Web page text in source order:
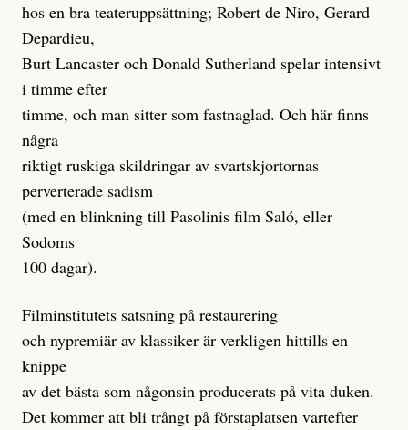
hos en bra teateruppsättning; Robert de Niro, Gerard
Depardieu,
Burt Lancaster och Donald Sutherland spelar intensivt
i timme efter
timme, och man sitter som fastnaglad. Och här finns
några
riktigt ruskiga skildringar av svartskjortornas
perverterade sadism
(med en blinkning till Pasolinis film Saló, eller
Sodoms
100 dagar).
Filminstitutets satsning på restaurering
och nypremiär av klassiker är verkligen hittills en
knippe
av det bästa som någonsin producerats på vita duken.
Det kommer att bli trångt på förstaplatsen vartefter